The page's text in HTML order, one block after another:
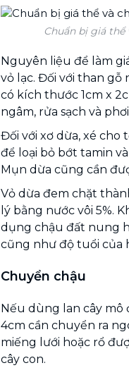
Chuẩn bị giá
Nguyên liệu để làm
vỏ lạc. Đối với than
có kích thước 1cm x
ngâm, rửa sạch và
Đối với xơ dừa, xé cho
để loại bỏ bớt tamin
Mụn dừa cũng cần
Vỏ dừa đem chặt
lý bằng nước vôi 5%.
dụng chậu đất nung
cũng như độ tuổi của
Chuyển chậu
Nếu dùng lan cây
4cm cần chuyển ra
miếng lưới hoặc rổ
cây con.